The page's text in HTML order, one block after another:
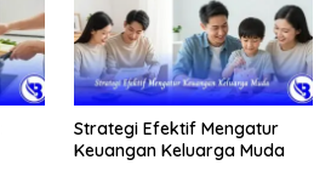
Strategi Efektif Mengatur
Keuangan Keluarga Muda